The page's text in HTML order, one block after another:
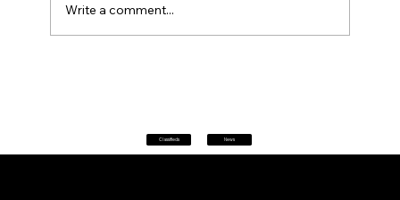
Classifieds News
Write a comment...